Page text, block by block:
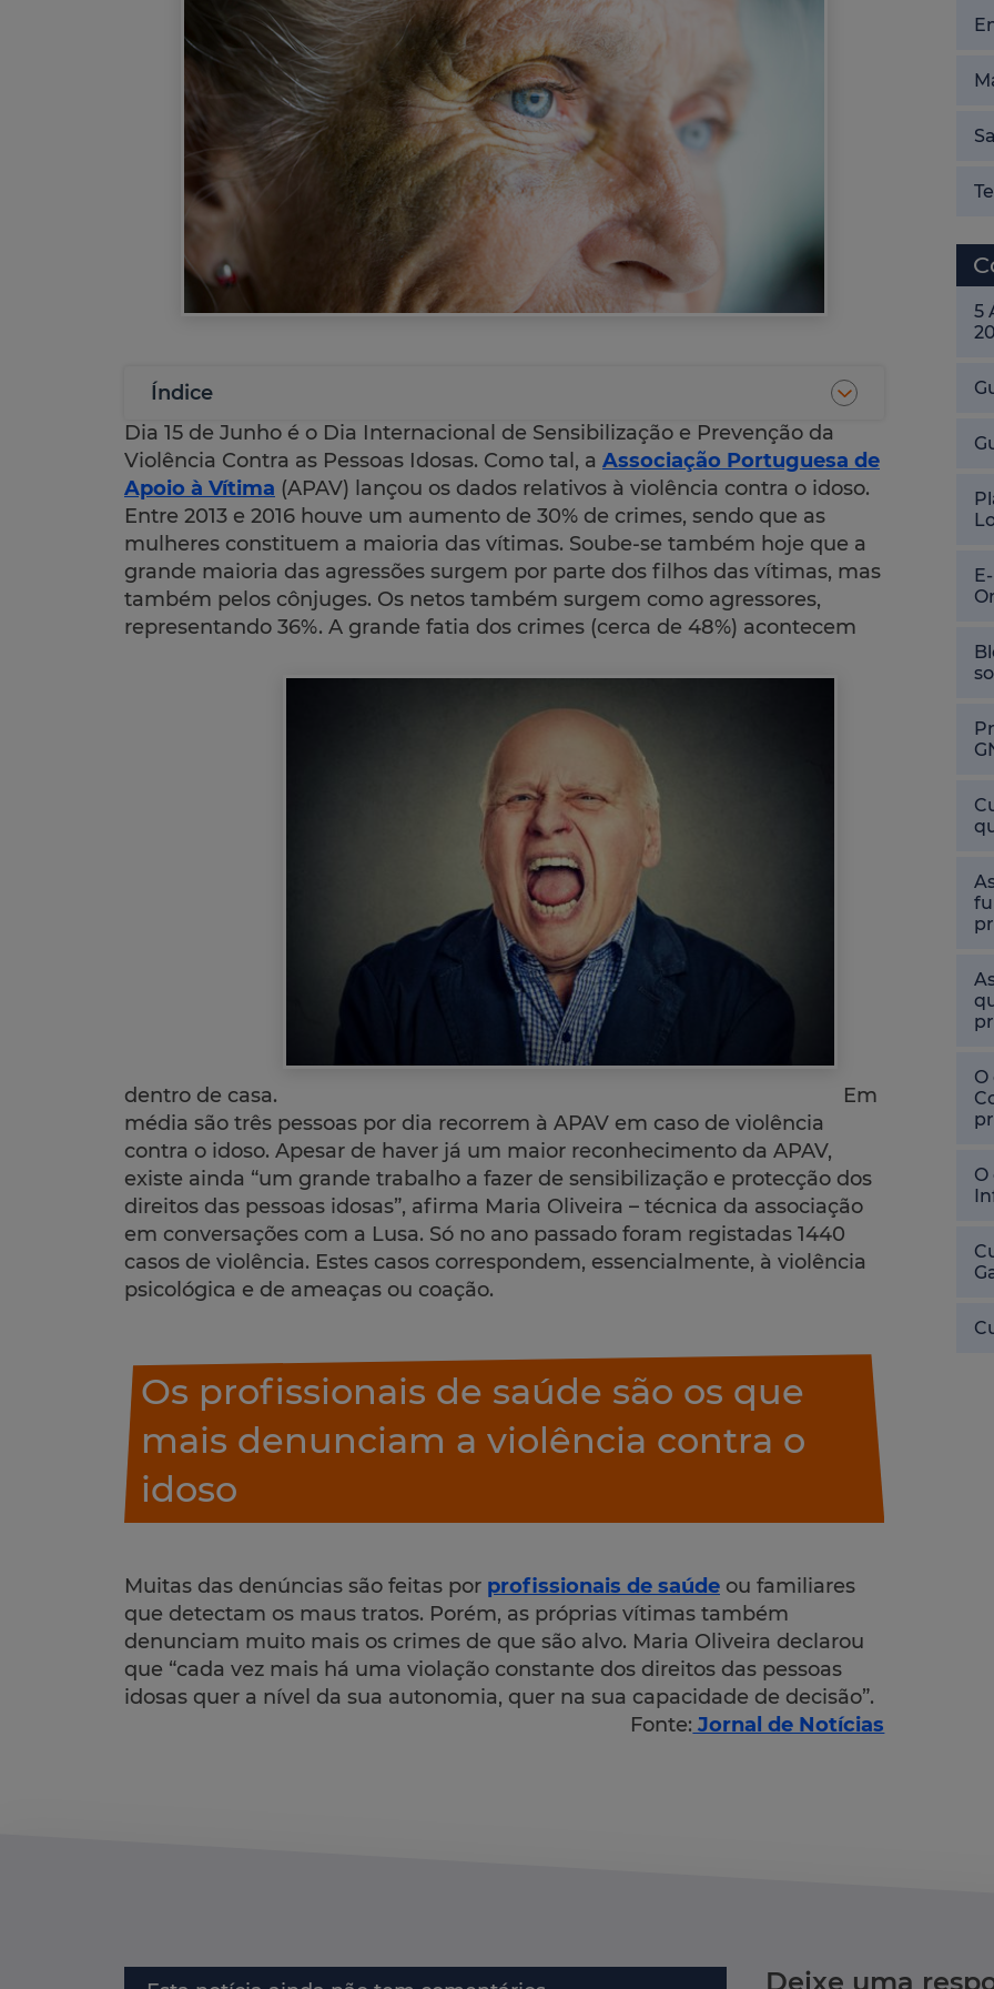
Índice
Dia 15 de Junho é o Dia Internacional de Sensibilização e Prevenção da
Violência Contra as Pessoas Idosas. Como tal, a Associação Portuguesa de
Apoio à Vítima (APAV) lançou os dados relativos à violência contra o idoso.
Entre 2013 e 2016 houve um aumento de 30% de crimes, sendo que as
mulheres constituem a maioria das vítimas. Soube-se também hoje que a
grande maioria das agressões surgem por parte dos filhos das vítimas, mas
também pelos cônjuges. Os netos também surgem como agressores,
representando 36%. A grande fatia dos crimes (cerca de 48%) acontecem
dentro de casa.
Em
média são três pessoas por dia recorrem à APAV em caso de violência
contra o idoso. Apesar de haver já um maior reconhecimento da APAV,
existe ainda “um grande trabalho a fazer de sensibilização e protecção dos
direitos das pessoas idosas”, afirma Maria Oliveira – técnica da associação
em conversações com a Lusa. Só no ano passado foram registadas 1440
casos de violência. Estes casos correspondem, essencialmente, à violência
psicológica e de ameaças ou coação.
Os profissionais de saúde são os que
mais denunciam a violência contra o
idoso
Muitas das denúncias são feitas por profissionais de saúde ou familiares
que detectam os maus tratos. Porém, as próprias vítimas também
denunciam muito mais os crimes de que são alvo. Maria Oliveira declarou
que “cada vez mais há uma violação constante dos direitos das pessoas
idosas quer a nível da sua autonomia, quer na sua capacidade de decisão”.
Fonte: Jornal de Notícias
5
Deixe uma